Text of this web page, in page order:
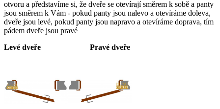
otvoru a představíme si, že dveře se otevírají směrem k sobě a panty
jsou směrem k Vám - pokud panty jsou nalevo a otevíráme doleva,
dveře jsou levé, pokud panty jsou napravo a otevíráme doprava, tím
pádem dveře jsou pravé
Levé dveře Pravé dveře